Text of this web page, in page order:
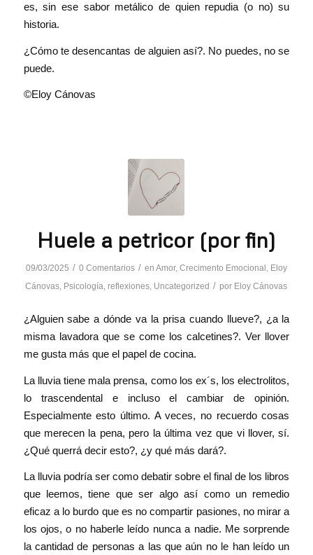
es, sin ese sabor metálico de quien repudia (o no) su
historia.
¿Cómo te desencantas de alguien así?. No puedes, no se
puede.
©Eloy Cánovas
Huele a petricor (por fin)
09/03/2025 / 0 Comentarios / en Amor, Crecimento Emocional , Eloy
Cánovas, Psicología, reflexiones, Uncategorized / por Eloy Cánovas
¿Alguien sabe a dónde va la prisa cuando llueve?, ¿a la
misma lavadora que se come los calcetines?. Ver llover
me gusta más que el papel de cocina.
La lluvia tiene mala prensa, como los ex´s, los electrolitos,
lo trascendental e incluso el cambiar de opinión.
Especialmente esto último. A veces, no recuerdo cosas
que merecen la pena, pero la última vez que vi llover, sí.
¿Qué querrá decir esto?, ¿y qué más dará?.
La lluvia podría ser como debatir sobre el final de los libros
que leemos, tiene que ser algo así como un remedio
eficaz a lo burdo que es no compartir pasiones, no mirar a
los ojos, o no haberle leído nunca a nadie. Me sorprende
la cantidad de personas a las que aún no le han leído un